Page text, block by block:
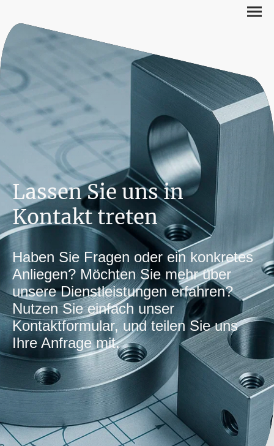
Lassen Sie uns in
Kontakt treten
Haben Sie Fragen oder ein konkretes
Anliegen? Möchten Sie mehr über
unsere Dienstleistungen erfahren?
Nutzen Sie einfach unser
Kontaktformular, und teilen Sie uns
Ihre Anfrage mit.